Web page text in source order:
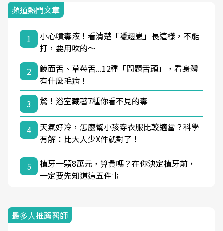
頻道熱門文章
1
小心噴毒液！看清楚「隱翅蟲」長這樣，不能
打，要用吹的～
2
鏡面舌、草莓舌...12種「問題舌頭」，看身體
有什麼毛病！
3
驚！浴室藏著7種你看不見的毒
4
天氣好冷，怎麼幫小孩穿衣服比較適當？科學
有解：比大人少X件就對了！
5
植牙一顆8萬元，算貴嗎？在你決定植牙前，
一定要先知道這五件事
最多人推薦醫師